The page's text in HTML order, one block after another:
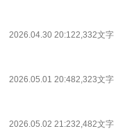
2026.04.30 20:122,332文字
2026.05.01 20:482,323文字
2026.05.02 21:232,482文字